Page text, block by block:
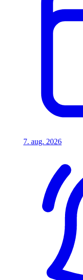
7. aug. 2026